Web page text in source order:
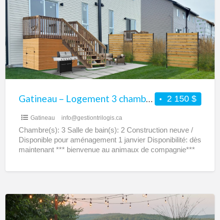
Logement
chambres
–
Maison
5
1/2
Haut
duplex
2 150 $
Gatineau – Logement 3 chambres – Maison 5 1/2 à louer – Haut duplex
Gatineau info@gestiontrilogis.ca
Chambre(s): 3 Salle de bain(s): 2 Construction neuve /
Disponible pour aménagement 1 janvier Disponibilité: dès
maintenant *** bienvenue au animaux de compagnie***
Amherst
–